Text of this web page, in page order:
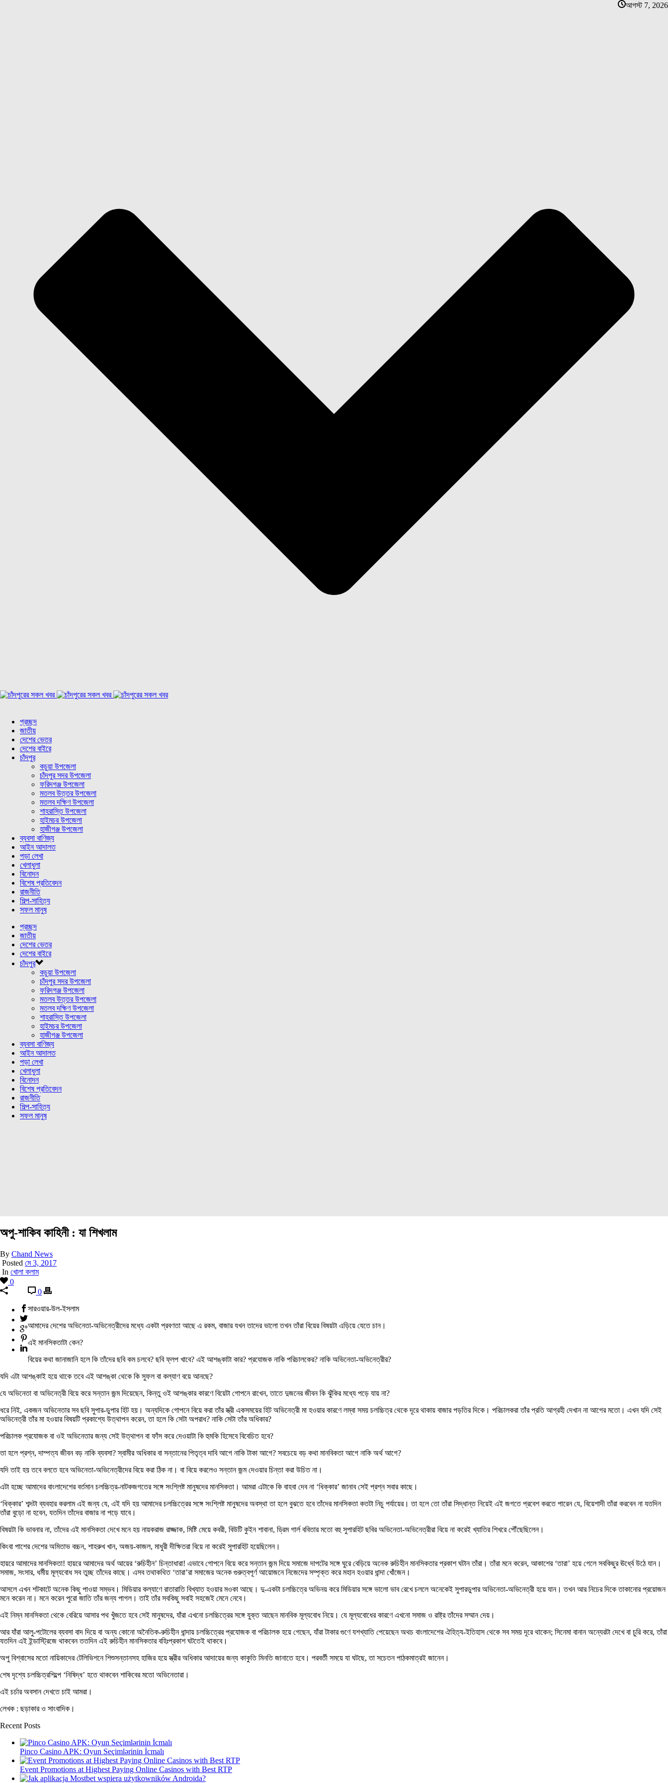
আগস্ট 7, 2026
প্রচ্ছদ
জাতীয়
দেশের ভেতর
দেশের বাইরে
চাঁদপুর
কচুয়া উপজেলা
চাঁদপুর সদর উপজেলা
ফরিদগঞ্জ উপজেলা
মতলব উত্তর উপজেলা
মতলব দক্ষিণ উপজেলা
শাহরাস্তি উপজেলা
হাইমচর উপজেলা
হাজীগঞ্জ উপজেলা
ব্যবসা বাণিজ্য
আইন আদালত
পড়া লেখা
খেলাধুলা
বিনোদন
বিশেষ প্রতিবেদন
রাজনীতি
শিল্প-সাহিত্য
সফল মানুষ
প্রচ্ছদ
জাতীয়
দেশের ভেতর
দেশের বাইরে
চাঁদপুর
কচুয়া উপজেলা
চাঁদপুর সদর উপজেলা
ফরিদগঞ্জ উপজেলা
মতলব উত্তর উপজেলা
মতলব দক্ষিণ উপজেলা
শাহরাস্তি উপজেলা
হাইমচর উপজেলা
হাজীগঞ্জ উপজেলা
ব্যবসা বাণিজ্য
আইন আদালত
পড়া লেখা
খেলাধুলা
বিনোদন
বিশেষ প্রতিবেদন
রাজনীতি
শিল্প-সাহিত্য
সফল মানুষ
অপু-শাকিব কাহিনী : যা শিখলাম
By Chand News
Posted মে 3, 2017
In খোলা কলাম
0
0
সারওয়ার-উল-ইসলাম
আমাদের দেশের অভিনেতা-অভিনেত্রীদের মধ্যে একটা প্রবণতা আছে এ রকম, বাজার যখন তাদের ভালো তখন তাঁরা বিয়ের বিষয়টা এড়িয়ে যেতে চান।
এই মানসিকতাটা কেন?
বিয়ের কথা জানাজানি হলে কি তাঁদের ছবি কম চলবে? ছবি ফ্লপ খাবে? এই আশঙ্কাটা কার? প্রযোজক নাকি পরিচালকের? নাকি অভিনেতা-অভিনেত্রীর?
যদি এটা আশঙ্কাই হয়ে থাকে তবে এই আশঙ্কা থেকে কি সুফল বা কল্যাণ বয়ে আনছে?
যে অভিনেতা বা অভিনেত্রী বিয়ে করে সন্তান জন্ম দিয়েছেন, কিন্তু ওই আশঙ্কার কারণে বিয়েটা গোপনে রাখেন, তাতে দুজনের জীবন কি ঝুঁকির মধ্যে পড়ে যায় না?
ধরে নিই, একজন অভিনেতার সব ছবি সুপার-ডুপার হিট হয়। অন্যদিকে গোপনে বিয়ে করা তাঁর স্ত্রী একসময়ের হিট অভিনেত্রী মা হওয়ার কারণে লম্বা সময় চলচ্চিত্র থেকে দূরে থাকায় বাজার পড়তির দিকে। পরিচালকরা তাঁর প্রতি আগ্রহী দেখান না আগের মতো। এখন যদি সেই
অভিনেত্রী তাঁর মা হওয়ার বিষয়টি প্রকাশ্যে উত্থাপন করেন, তা হলে কি সেটা অপরাধ? নাকি সেটা তাঁর অধিকার?
পরিচালক প্রযোজক বা ওই অভিনেতার জন্য সেই উত্থাপন বা ফাঁস করে দেওয়াটা কি হুমকি হিসেবে বিবেচিত হবে?
তা হলে প্রশ্ন, দাম্পত্য জীবন বড় নাকি ব্যবসা? স্বামীর অধিকার বা সন্তানের পিতৃত্ব দাবি আগে নাকি টাকা আগে? সবচেয়ে বড় কথা মানবিকতা আগে নাকি অর্থ আগে?
যদি তাই হয় তবে বলতে হবে অভিনেতা-অভিনেত্রীদের বিয়ে করা ঠিক না। বা বিয়ে করলেও সন্তান জন্ম দেওয়ার চিন্তা করা উচিত না।
এটা হচ্ছে আমাদের বাংলাদেশের বর্তমান চলচ্চিত্র-নাটকজগতের সঙ্গে সংশ্লিষ্ট মানুষদের মানসিকতা। আমরা এটাকে কি বাহবা দেব না ‘ধিক্কার’ জানাব সেই প্রশ্ন সবার কাছে।
‘ধিক্কার’ শব্দটা ব্যবহার করলাম এই জন্য যে, এই যদি হয় আমাদের চলচ্চিত্রের সঙ্গে সংশ্লিষ্ট মানুষদের অবস্থা তা হলে বুঝতে হবে তাঁদের মানসিকতা কতটা নিচু পর্যায়ের। তা হলে তো তাঁরা সিদ্ধান্ত নিয়েই এই জগতে প্রবেশ করতে পারেন যে, বিয়েশাদী তাঁরা করবেন না যতদিন
তাঁরা বুড়ো না হবেন, যতদিন তাঁদের বাজার না পড়ে যাবে।
বিষয়টা কি ভাবনার না, তাঁদের এই মানসিকতা দেখে মনে হয় নায়করাজ রাজ্জাক, মিষ্টি মেয়ে কবরী, বিউটি কুইন শাবানা, ড্রিম গার্ল ববিতার মতো বহু সুপারহিট ছবির অভিনেতা-অভিনেত্রীরা বিয়ে না করেই খ্যাতির শিখরে পৌঁছেছিলেন।
কিংবা পাশের দেশের অমিতাভ বচ্চন, শাহরুখ খান, অজয়-কাজল, মাধুরী দীক্ষিতরা বিয়ে না করেই সুপারহিট হয়েছিলেন।
হায়রে আমাদের মানসিকতা! হায়রে আমাদের অর্থ আয়ের ‘রুচিহীন’ চিন্তাধারা! এভাবে গোপনে বিয়ে করে সন্তান জন্ম দিয়ে সমাজে দাপটের সঙ্গে ঘুরে বেড়িয়ে অনেক রুচিহীন মানসিকতার প্রকাশ ঘটান তাঁরা। তাঁরা মনে করেন, আকাশের ‘তারা’ হয়ে গেলে সবকিছুর ঊর্ধ্বে উঠে যান।
সমাজ, সংসার, ধর্মীয় মূল্যবোধ সব তুচ্ছ তাঁদের কাছে। এসব তথাকথিত ‘তারা’রা সমাজের অনেক গুরুত্বপূর্ণ আয়োজনে নিজেদের সম্পৃক্ত করে মহান হওয়ার ধান্দা খোঁজেন।
আসলে এখন শটকাটে অনেক কিছু পাওয়া সম্ভব। মিডিয়ার কল্যাণে রাতারাতি বিখ্যাত হওয়ার মওকা আছে। দু-একটা চলচ্চিত্রে অভিনয় করে মিডিয়ার সঙ্গে ভালো ভাব রেখে চললে অনেকেই সুপারডুপার অভিনেতা-অভিনেত্রী হয়ে যান। তখন আর নিচের দিকে তাকানোর প্রয়োজন
মনে করেন না। মনে করেন পুরো জাতি তাঁর জন্য পাগল। তাই তাঁর সবকিছু সবাই সহজেই মেনে নেবে।
এই নিম্ন মানসিকতা থেকে বেরিয়ে আসার পথ খুঁজতে হবে সেই মানুষদের, যাঁরা এখনো চলচ্চিত্রের সঙ্গে যুক্ত আছেন মানবিক মূল্যবোধ নিয়ে। যে মূল্যবোধের কারণে এখনো সমাজ ও রাষ্ট্র তাঁদের সম্মান দেয়।
আর যাঁরা আলু-পটোলের ব্যবসা বাদ দিয়ে বা অন্য কোনো অনৈতিক-রুচিহীন ধান্দায় চলচ্চিত্রের প্রযোজক বা পরিচালক হয়ে গেছেন, যাঁরা টাকার গুণে যশখ্যাতি পেয়েছেন অথচ বাংলাদেশের ঐহিত্য-ইতিহাস থেকে সব সময় দূরে থাকেন; সিনেমা বানান অন্যেরটা দেখে বা চুরি করে, তাঁরা
যতদিন এই ইন্ডাস্ট্রিজে থাকবেন ততদিন এই রুচিহীন মানসিকতার বহিঃপ্রকাশ ঘটতেই থাকবে।
অপু বিশ্বাসের মতো নায়িকাদের টেলিভিশনে শিশুসন্তানসহ হাজির হয়ে স্ত্রীর অধিকার আদায়ের জন্য কাকুতি মিনতি জানাতে হবে। পরবর্তী সময়ে যা ঘটছে, তা সচেতন পাঠকমাত্রই জানেন।
শেষ দৃশ্যে চলচ্চিত্রশিল্পে ‘নিষিদ্ধ’ হতে থাকবেন শাকিবের মতো অভিনেতারা।
এই চর্চার অবসান দেখতে চাই আমরা।
লেখক : ছড়াকার ও সাংবাদিক।
Recent Posts
Pinco Casino APK: Oyun Seçimlərinin İcmalı
Event Promotions at Highest Paying Online Casinos with Best RTP